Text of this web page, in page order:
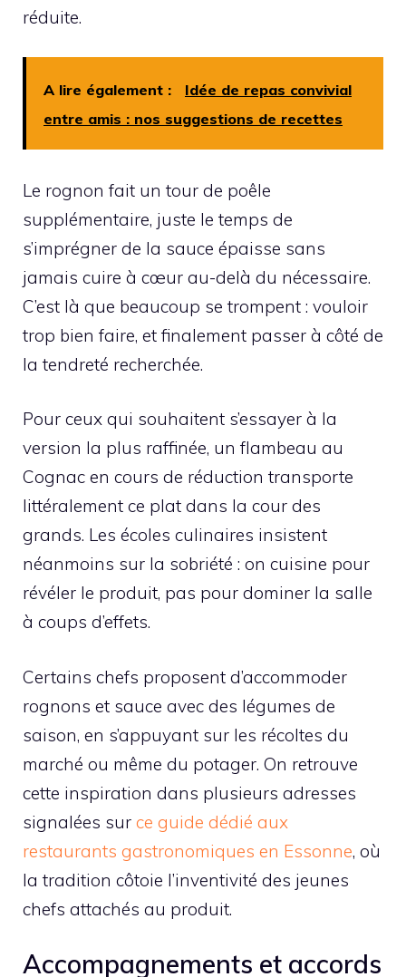
réduite.
A lire également :
Idée de repas convivial
entre amis : nos suggestions de recettes
Le rognon fait un tour de poêle
supplémentaire, juste le temps de
s’imprégner de la sauce épaisse sans
jamais cuire à cœur au-delà du nécessaire.
C’est là que beaucoup se trompent : vouloir
trop bien faire, et finalement passer à côté de
la tendreté recherchée.
Pour ceux qui souhaitent s’essayer à la
version la plus raffinée, un flambeau au
Cognac en cours de réduction transporte
littéralement ce plat dans la cour des
grands. Les écoles culinaires insistent
néanmoins sur la sobriété : on cuisine pour
révéler le produit, pas pour dominer la salle
à coups d’effets.
Certains chefs proposent d’accommoder
rognons et sauce avec des légumes de
saison, en s’appuyant sur les récoltes du
marché ou même du potager. On retrouve
cette inspiration dans plusieurs adresses
signalées sur ce guide dédié aux
restaurants gastronomiques en Essonne, où
la tradition côtoie l’inventivité des jeunes
chefs attachés au produit.
Accompagnements et accords